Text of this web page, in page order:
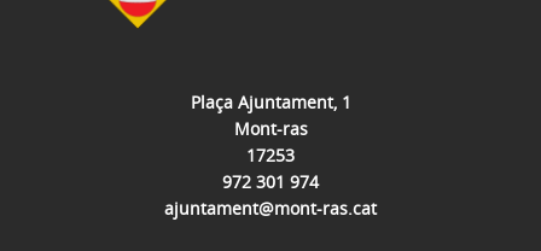
Plaça Ajuntament, 1
Mont-ras
17253
972 301 974
ajuntament@mont-ras.cat